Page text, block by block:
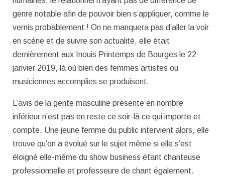
genre notable afin de pouvoir bien s’appliquer, comme le
vernis probablement ! On ne manquera pas d’aller la voir
en scène et de suivre son actualité, elle était
dernièrement aux Inouis Printemps de Bourges le 22
janvier 2019, là où bien des femmes artistes ou
musiciennes accomplies se produisent.
L’avis de la gente masculine présente en nombre
inférieur n’est pas en reste ce soir-là ce qui importe et
compte. Une jeune femme du public intervient alors, elle
trouve qu’on a évolué sur le sujet même si elle s’est
éloigné elle-même du show business étant chanteuse
professionnelle et professeure de chant également.